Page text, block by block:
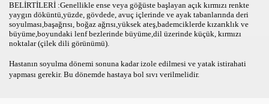
BELİRTİLERİ :Genellikle ense veya göğüste başlayan açık kırmızı renkte
yaygın döküntü,yüzde, gövdede, avuç içlerinde ve ayak tabanlarında deri
soyulması,başağrısı, boğaz ağrısı,yüksek ateş,bademciklerde kızarıklık ve
büyüme,boyundaki lenf bezlerinde büyüme,dil üzerinde küçük, kırmızı
noktalar (çilek dili görünümü).
Hastanın soyulma dönemi sonuna kadar izole edilmesi ve yatak istirahati
yapması gerekir. Bu dönemde hastaya bol sıvı verilmelidir.